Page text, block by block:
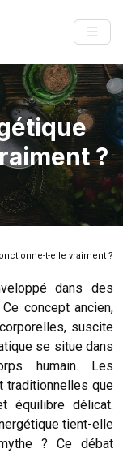
?
t-elle vraiment ?
dans des
concept ancien,
suscite
se situe dans
humain. Les
traditionnelles que
équilibre délicat.
tient-elle
? Ce débat